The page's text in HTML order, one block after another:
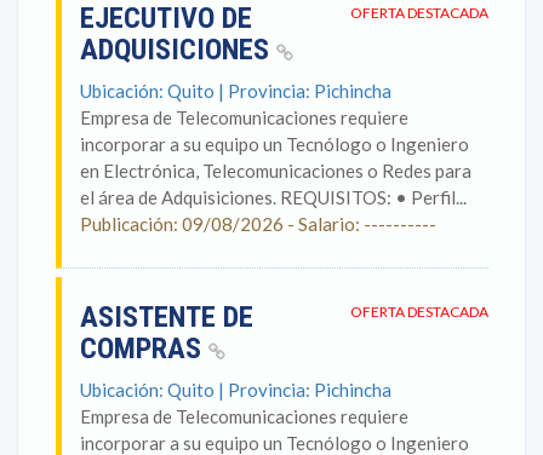
OFERTA DESTACADA
EJECUTIVO DE
ADQUISICIONES
Ubicación: Quito | Provincia: Pichincha
Empresa de Telecomunicaciones requiere
incorporar a su equipo un Tecnólogo o Ingeniero
en Electrónica, Telecomunicaciones o Redes para
el área de Adquisiciones. REQUISITOS: • Perfil...
Publicación: 09/08/2026 - Salario: ----------
OFERTA DESTACADA
ASISTENTE DE
COMPRAS
Ubicación: Quito | Provincia: Pichincha
Empresa de Telecomunicaciones requiere
incorporar a su equipo un Tecnólogo o Ingeniero